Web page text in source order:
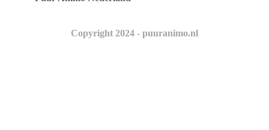
Copyright 2024 - puuranimo.nl